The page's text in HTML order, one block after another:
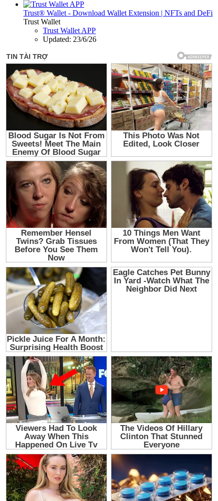
Trust® Wallet - Download Wallet Extension | NFTs and DeFi
Trust Wallet
Trust Wallet APP
Updated: 23/6/26